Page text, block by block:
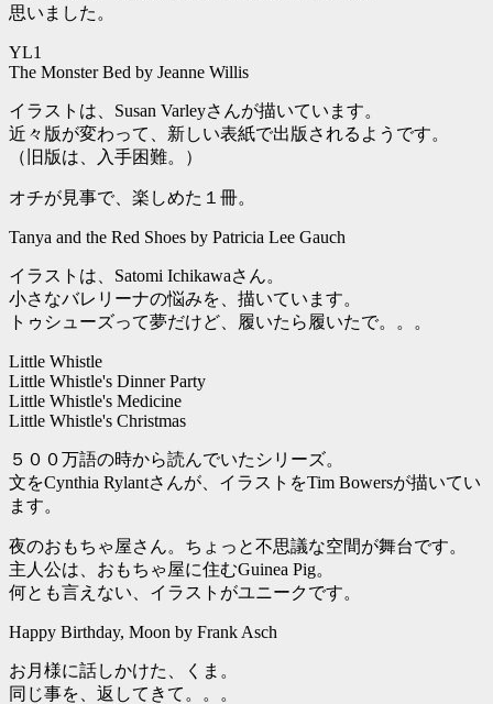
思いました。
YL1
The Monster Bed by Jeanne Willis
イラストは、Susan Varleyさんが描いています。
近々版が変わって、新しい表紙で出版されるようです。
（旧版は、入手困難。）
オチが見事で、楽しめた１冊。
Tanya and the Red Shoes by Patricia Lee Gauch
イラストは、Satomi Ichikawaさん。
小さなバレリーナの悩みを、描いています。
トゥシューズって夢だけど、履いたら履いたで。。。
Little Whistle
Little Whistle's Dinner Party
Little Whistle's Medicine
Little Whistle's Christmas
５００万語の時から読んでいたシリーズ。
文をCynthia Rylantさんが、イラストをTim Bowersが描いてい
ます。
夜のおもちゃ屋さん。ちょっと不思議な空間が舞台です。
主人公は、おもちゃ屋に住むGuinea Pig。
何とも言えない、イラストがユニークです。
Happy Birthday, Moon by Frank Asch
お月様に話しかけた、くま。
同じ事を、返してきて。。。